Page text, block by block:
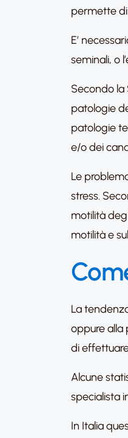
permette
E’
seminali, o
Secondo la
patologie
patologie
e/o dei
Le
stress.
motilità
motilità e
La
oppure alla
di
Alcune
specialista
In Italia